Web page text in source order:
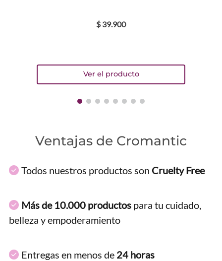
$ 39.900
Ventajas de Cromantic
Todos nuestros productos son Cruelty Free
Más de 10.000 productos para tu cuidado,
belleza y empoderamiento
Entregas en menos de 24 horas